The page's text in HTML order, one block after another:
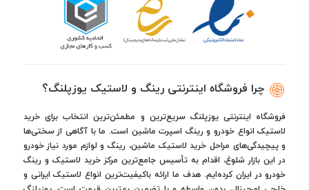
چرا فروشگاه اینترنتی رینگ و لاستیک یوزپلنگ؟
فروشگاه اینترنتی یوزپلنگ سریع‌ترین و مطمئن‌ترین انتخاب برای خرید
لاستیک انواع خودرو و رینگ اسپرت ماشین است. ما با آگاهی از سختی‌ها
و پیچیدگی‌های مراحل خرید لاستیک ماشین، رینگ و لوازم مورد نیاز خودرو
در این بازار شلوغ، اقدام به تأسیس جامع‌ترین مرکز خرید لاستیک و رینگ
خودرو در ایران کرده‌ایم. هدف ما ارائه باکیفیت‌ترین انواع لاستیک ایرانی و